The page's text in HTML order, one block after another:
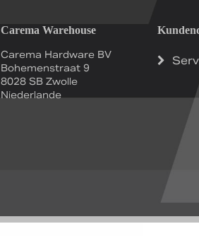
Carema Warehouse
Carema Hardware BV
Bohemenstraat 9
8028 SB Zwolle
Niederlande